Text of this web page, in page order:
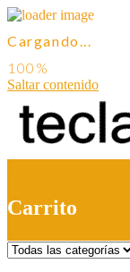
Cargando...
Saltar contenido
Carrito